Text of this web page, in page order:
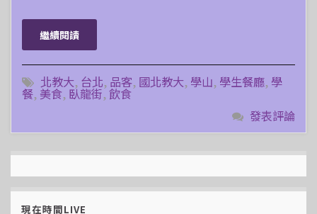
繼續閱讀
北教大, 台北, 品客, 國北教大, 學山, 學生餐廳, 學
餐, 美食, 臥龍街,飲食
發表評論
現在時間LIVE